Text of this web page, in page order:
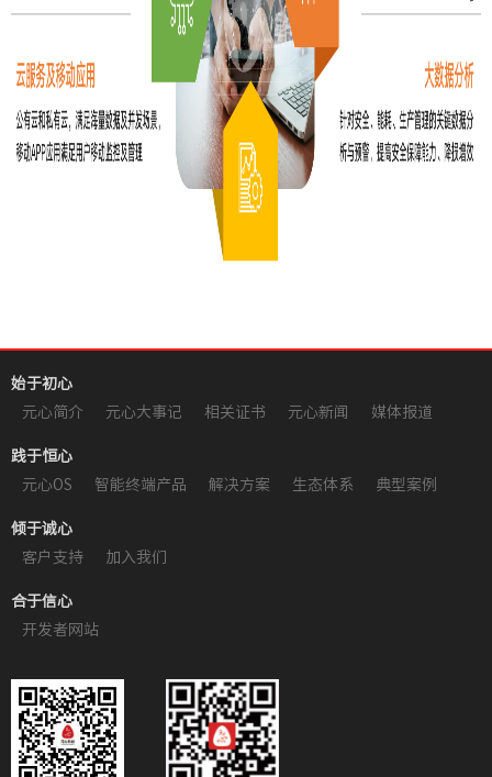
始于初心
元心简介
元心大事记 相关证书 元心新闻 媒体报道
践于恒心
元心OS
智能终端产品 解决方案 生态体系 典型案例
倾于诚心
客户支持
加入我们
合于信心
开发者网站